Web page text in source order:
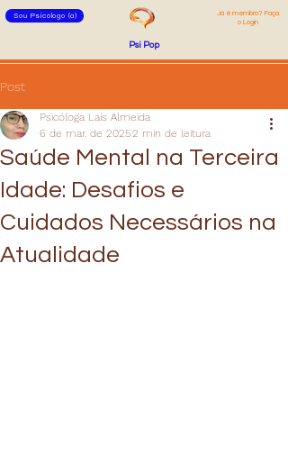
Psi Pop
Sou Psicólogo (a)
Já é membro? Faça
o Login
Post
Saúde Mental na Terceira
Idade: Desafios e
Cuidados Necessários na
Atualidade
Psicóloga Laís Almeida
6 de mar. de 20252 min de leitura